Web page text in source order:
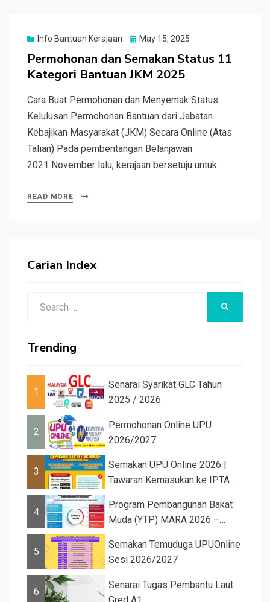
Info Bantuan Kerajaan
Posted
May 15, 2025
Permohonan dan Semakan Status 11
Kategori Bantuan JKM 2025
Cara Buat Permohonan dan Menyemak Status
Kelulusan Permohonan Bantuan dari Jabatan
Kebajikan Masyarakat (JKM) Secara Online (Atas
Talian) Pada pembentangan Belanjawan
2021 November lalu, kerajaan bersetuju untuk…
READ MORE
Carian Index
Trending
1
Senarai Syarikat GLC Tahun
2025 / 2026
2
Permohonan Online UPU
2026/2027
3
Semakan UPU Online 2026 |
Tawaran Kemasukan ke IPTA
4
Program Pembangunan Bakat
Muda (YTP) MARA 2026 –
5
Semakan Temuduga UPUOnline
Sesi 2026/2027
6
Senarai Tugas Pembantu Laut
Gred A1